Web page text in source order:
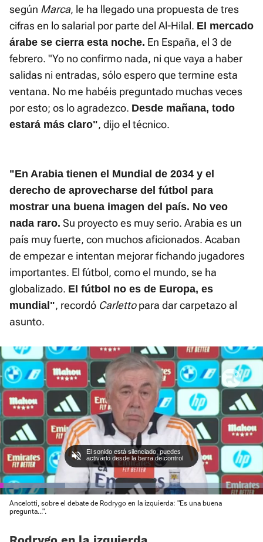
según Marca, le ha llegado una propuesta de tres
cifras en lo salarial por parte del Al-Hilal. El mercado
árabe se cierra esta noche. En España, el 3 de
febrero. "Yo no confirmo nada, ni que vaya a haber
salidas ni entradas, sólo espero que termine esta
ventana. No me habéis preguntado muchas veces
por esto; os lo agradezco. Desde mañana, todo
estará más claro", dijo el técnico.
"En Arabia tienen el Mundial de 2034 y el
derecho de aprovecharse del fútbol para
mostrar una buena imagen del país. No veo
nada raro. Su proyecto es muy serio. Arabia es un
país muy fuerte, con muchos aficionados. Acaban
de empezar e intentan mejorar fichando jugadores
importantes. El fútbol, como el mundo, se ha
globalizado. El fútbol no es de Europa, es
mundial", recordó Carlettopara dar carpetazo al
asunto.
Pausa Unmute Current
0:01 / Duration
0:48
Loaded
25.00%
El sonido está silenciado, puedes
activarlo desde la barra de control
Ancelotti, sobre el debate de Rodrygo en la izquierda: "Es una buena
pregunta...".